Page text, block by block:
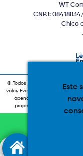
WT
CNPJ:
Chico
© Todos os direitos
valor. Eventuais promoções,
apenas para compras via
propriedade da Loja. É
Este